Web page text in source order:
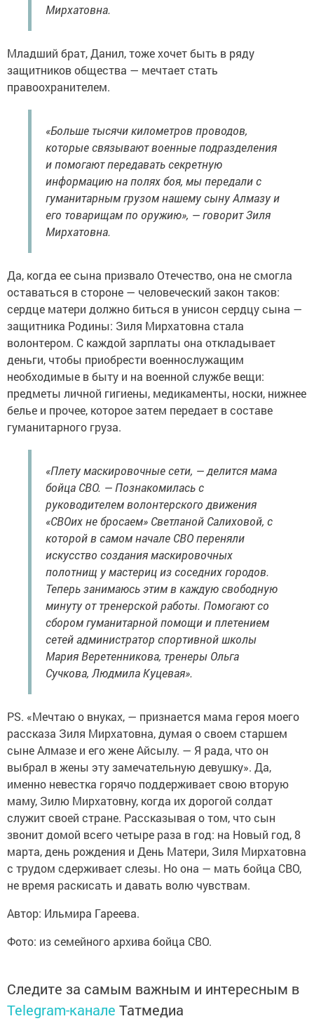
Мирхатовна.
Младший брат, Данил, тоже хочет быть в ряду
защитников общества — мечтает стать
правоохранителем.
«Больше тысячи километров проводов,
которые связывают военные подразделения
и помогают передавать секретную
информацию на полях боя, мы передали с
гуманитарным грузом нашему сыну Алмазу и
его товарищам по оружию», — говорит Зиля
Мирхатовна.
Да, когда ее сына призвало Отечество, она не смогла
оставаться в стороне — человеческий закон таков:
сердце матери должно биться в унисон сердцу сына —
защитника Родины: Зиля Мирхатовна стала
волонтером. С каждой зарплаты она откладывает
деньги, чтобы приобрести военнослужащим
необходимые в быту и на военной службе вещи:
предметы личной гигиены, медикаменты, носки, нижнее
белье и прочее, которое затем передает в составе
гуманитарного груза.
«Плету маскировочные сети, — делится мама
бойца СВО. — Познакомилась с
руководителем волонтерского движения
«СВОих не бросаем» Светланой Салиховой, с
которой в самом начале СВО переняли
искусство создания маскировочных
полотнищ у мастериц из соседних городов.
Теперь занимаюсь этим в каждую свободную
минуту от тренерской работы. Помогают со
сбором гуманитарной помощи и плетением
сетей администратор спортивной школы
Мария Веретенникова, тренеры Ольга
Сучкова, Людмила Куцевая».
PS. «Мечтаю о внуках, — признается мама героя моего
рассказа Зиля Мирхатовна, думая о своем старшем
сыне Алмазе и его жене Айсылу. — Я рада, что он
выбрал в жены эту замечательную девушку». Да,
именно невестка горячо поддерживает свою вторую
маму, Зилю Мирхатовну, когда их дорогой солдат
служит своей стране. Рассказывая о том, что сын
звонит домой всего четыре раза в год: на Новый год, 8
марта, день рождения и День Матери, Зиля Мирхатовна
с трудом сдерживает слезы. Но она — мать бойца СВО,
не время раскисать и давать волю чувствам.
Автор: Ильмира Гареева.
Фото: из семейного архива бойца СВО.
Следите за самым важным и интересным в
Telegram-канале Татмедиа